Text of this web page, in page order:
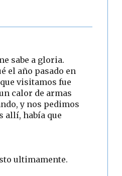
sabe a gloria.
el año pasado en
visitamos fue
calor de armas
y nos pedimos
allí, había que
ultimamente.